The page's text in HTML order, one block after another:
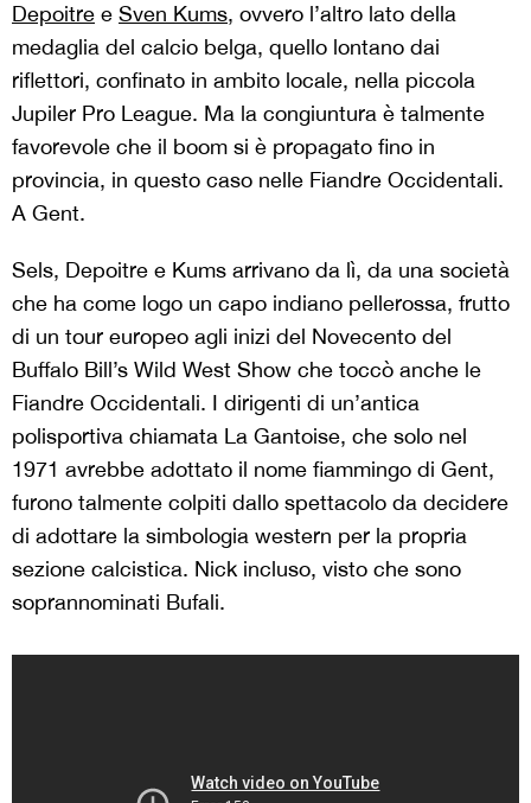
Depoitre e Sven Kums, ovvero l’altro lato della
medaglia del calcio belga, quello lontano dai
riflettori, confinato in ambito locale, nella piccola
Jupiler Pro League. Ma la congiuntura è talmente
favorevole che il boom si è propagato fino in
provincia, in questo caso nelle Fiandre Occidentali.
A Gent.
Sels, Depoitre e Kums arrivano da lì, da una società
che ha come logo un capo indiano pellerossa, frutto
di un tour europeo agli inizi del Novecento del
Buffalo Bill’s Wild West Show che toccò anche le
Fiandre Occidentali. I dirigenti di un’antica
polisportiva chiamata La Gantoise, che solo nel
1971 avrebbe adottato il nome fiammingo di Gent,
furono talmente colpiti dallo spettacolo da decidere
di adottare la simbologia western per la propria
sezione calcistica. Nick incluso, visto che sono
soprannominati Bufali.